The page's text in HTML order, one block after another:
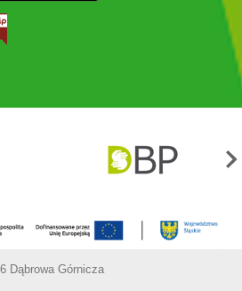
Dąbrowa Górnicza